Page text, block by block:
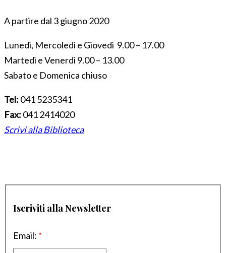
A partire dal 3 giugno 2020
Lunedì, Mercoledì e Giovedì 9.00 – 17.00
Martedì e Venerdì 9.00 – 13.00
Sabato e Domenica chiuso
Tel: 041 5235341
Fax: 041 2414020
Scrivi alla Biblioteca
Iscriviti alla Newsletter
Email: *